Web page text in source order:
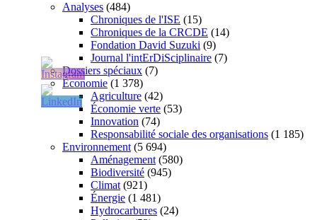
Analyses (484)
Chroniques de l'ISE (15)
Chroniques de la CRCDE (14)
Fondation David Suzuki (9)
Journal l'intErDiSciplinaire (7)
Dossiers spéciaux (7)
Économie (1 378)
Agriculture (42)
Économie verte (53)
Innovation (74)
Responsabilité sociale des organisations (1 185)
Environnement (5 694)
Aménagement (580)
Biodiversité (945)
Climat (921)
Énergie (1 481)
Hydrocarbures (24)